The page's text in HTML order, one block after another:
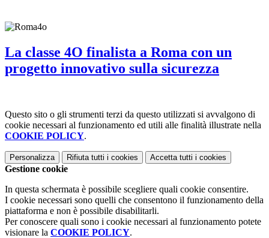
La classe 4O finalista a Roma con un
progetto innovativo sulla sicurezza
Questo sito o gli strumenti terzi da questo utilizzati si avvalgono di
cookie necessari al funzionamento ed utili alle finalità illustrate nella
COOKIE POLICY.
Personalizza Rifiuta tutti i cookies Accetta tutti i cookies
Gestione cookie
In questa schermata è possibile scegliere quali cookie consentire.
I cookie necessari sono quelli che consentono il funzionamento della
piattaforma e non è possibile disabilitarli.
Per conoscere quali sono i cookie necessari al funzionamento potete
visionare la COOKIE POLICY.